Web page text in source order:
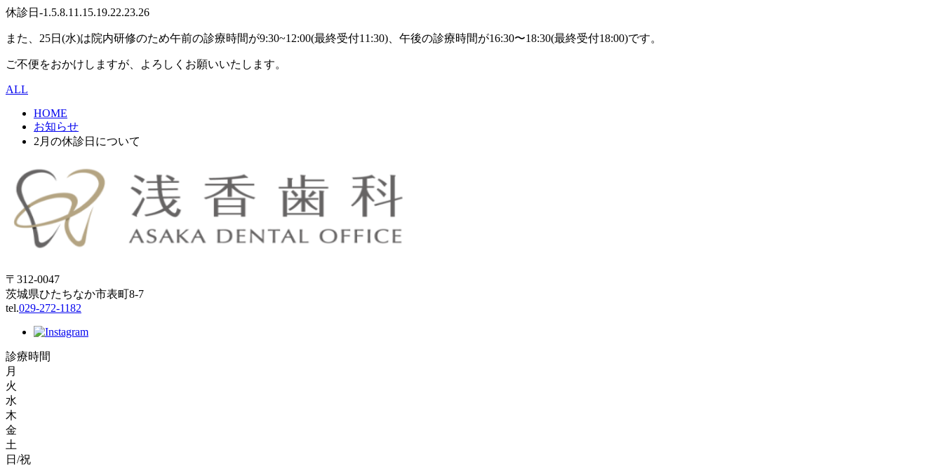
休診日-1.5.8.11.15.19.22.23.26
また、25日(水)は院内研修のため午前の診療時間が9:30~12:00(最終受付11:30)、午後の診療時間が16:30〜18:30(最終受付18:00)です。
ご不便をおかけしますが、よろしくお願いいたします。
ALL
HOME
お知らせ
2月の休診日について
〒312-0047
茨城県ひたちなか市表町8-7
tel.029-272-1182
診療時間
月
火
水
木
金
土
日/祝